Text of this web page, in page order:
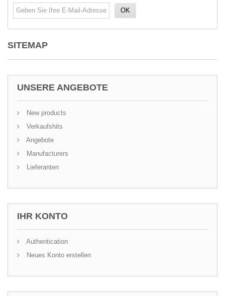
OK
SITEMAP
UNSERE ANGEBOTE
New products
Verkaufshits
Angebote
Manufacturers
Lieferanten
IHR KONTO
Authentication
Neues Konto erstellen